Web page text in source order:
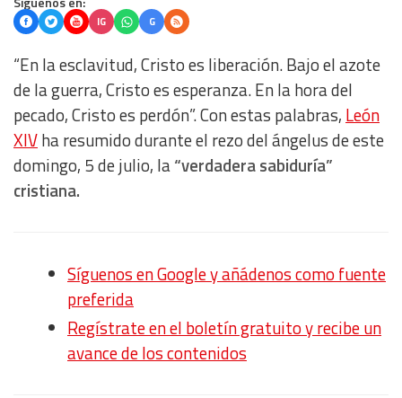
IG G
“En la esclavitud, Cristo es liberación. Bajo el azote
de la guerra, Cristo es esperanza. En la hora del
pecado, Cristo es perdón”. Con estas palabras, León
XIVha resumido durante el rezo del ángelus de este
domingo, 5 de julio, la“verdadera sabiduría”
cristiana.
Síguenos en Google y añádenos como fuente
preferida
Regístrate en el boletín gratuito y recibe un
avance de los contenidos